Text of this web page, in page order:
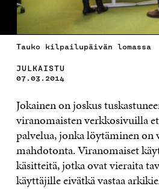
Tauko kilpailupäivän lomassa
JULKAISTU
07.03.2014
Jokainen on joskus
viranomaisten verkkosivuilla
palvelua, jonka löytäminen on
mahdotonta. Viranomaiset
käsitteitä, jotka ovat vieraita
käyttäjille eivätkä vastaa